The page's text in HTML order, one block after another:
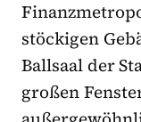
stöckigen
Ballsaal der
großen